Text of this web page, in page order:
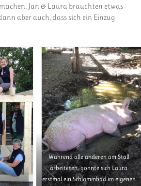
Jan & Laura brauchten etwas
aber auch, dass sich ein Einzug
Während alle anderen am Stall
arbeiteten, gönnte sich Laura
erstmal ein Schlammbad im eigenen